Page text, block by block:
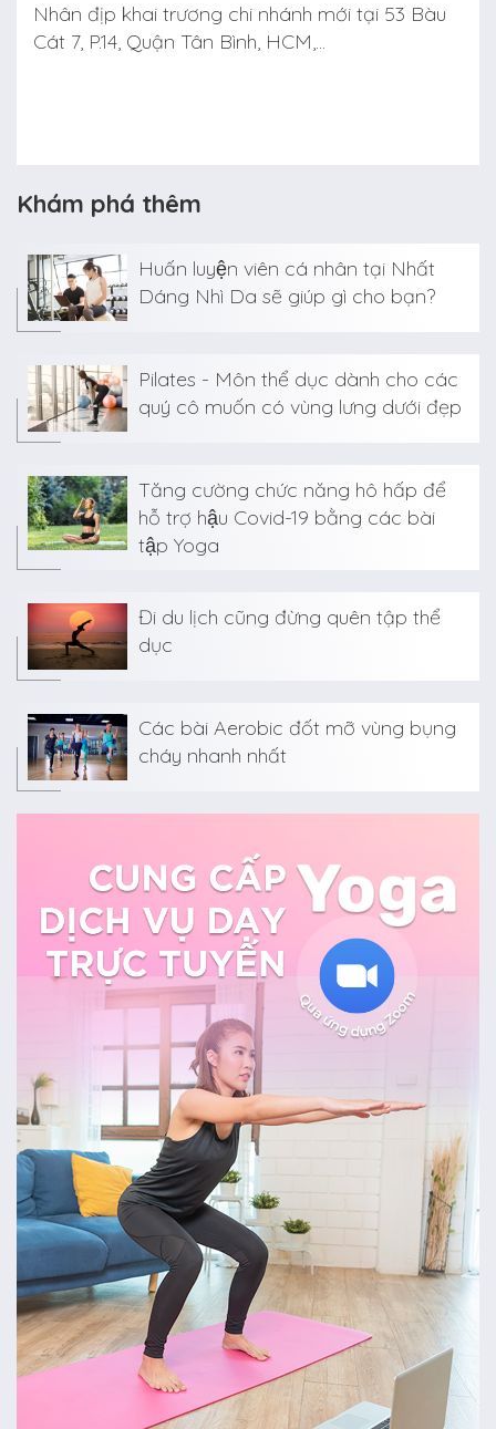
Nhân địp khai trương chi nhánh mới tại 53 Bàu
Cát 7, P.14, Quận Tân Bình, HCM,...
Khám phá thêm
Huấn luyện viên cá nhân tại Nhất
Dáng Nhì Da sẽ giúp gì cho bạn?
Pilates - Môn thể dục dành cho các
quý cô muốn có vùng lưng dưới đẹp
Tăng cường chức năng hô hấp để
hỗ trợ hậu Covid-19 bằng các bài
tập Yoga
Đi du lịch cũng đừng quên tập thể
dục
Các bài Aerobic đốt mỡ vùng bụng
cháy nhanh nhất